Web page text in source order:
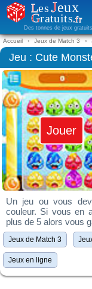
Des tonnes de jeux gratuits
Accueil Jeux de Match 3
Jeu : Cute
Jouer
Un jeu ou vous
couleur. Si vous en
plus de 5 alors vous
Jeux de Match 3
Jeux en ligne